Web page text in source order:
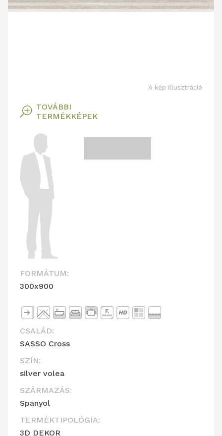
A kép illusztráció
T TOVÁBBI
TERMÉKKÉPEK
FORMÁTUM:
300x900
CSALÁD:
SASSO Cross
SZÍN:
silver volea
SZÁRMAZÁS:
Spanyol
TERMÉKTIPOLÓGIA:
3D DEKOR